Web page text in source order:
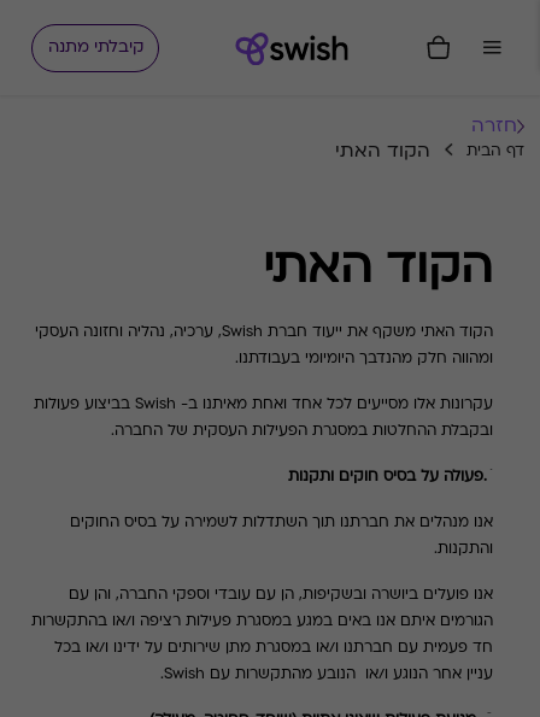
קיבלתי מתנה
חזרה
דף הבית הקוד האתי
הקוד האתי
הקוד האתי משקף את ייעוד חברת Swish, ערכיה, נהליה וחזונה העסקי
ומהווה חלק מהנדבך היומיומי בעבודתנו.
עקרונות אלו מסייעים לכל אחד ואחת מאיתנו ב- Swishבביצוע פעולות
ובקבלת ההחלטות במסגרת הפעילות העסקית של החברה.
אנו מנהלים את חברתנו תוך השתדלות לשמירה על בסיס החוקים
והתקנות.
אנו פועלים ביושרה ובשקיפות, הן עם עובדי וספקי החברה, והן עם
הגורמים איתם אנו באים במגע במסגרת פעילות רציפה
ו/או בהתקשרות
חד פעמית עם חברתנו ו/או במסגרת מתן שירותים על ידינו ו/או בכל
עניין אחר הנוגע ו/או הנובע מהתקשרות עם Swish
.